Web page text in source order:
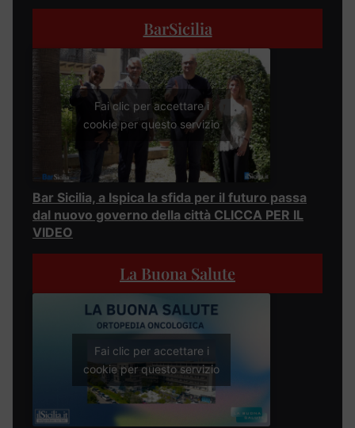
BarSicilia
Fai clic per accettare i
cookie per questo servizio
Bar Sicilia, a Ispica la sfida per il futuro passa
dal nuovo governo della città CLICCA PER IL
VIDEO
La Buona Salute
Fai clic per accettare i
cookie per questo servizio